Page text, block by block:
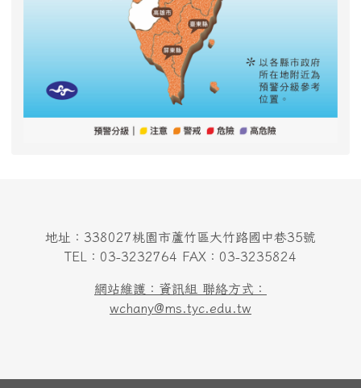
地址：338027桃園市蘆竹區大竹路國中巷35號
TEL：03-3232764 FAX：03-3235824
網站維護：資訊組 聯絡方式：
wchany@ms.tyc.edu.tw